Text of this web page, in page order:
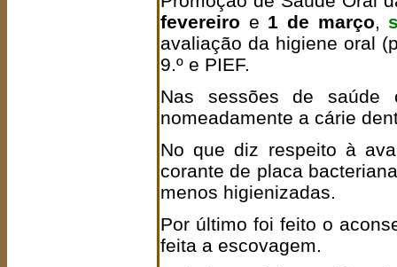
fevereiro e 1 de março,
avaliação da higiene oral
9.º e PIEF.
Nas sessões de saúde
nomeadamente a cárie
No que diz respeito à
corante de placa
menos higienizadas.
Por último foi feito o
feita a escovagem.